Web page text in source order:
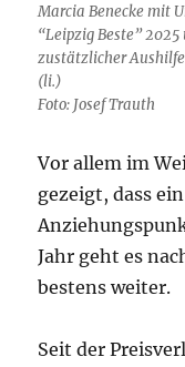
Marcia Benecke mit
“Leipzig Beste” 2025
zustätzlicher
(li.)
Foto: Josef Trauth
Vor allem im
gezeigt, dass
Jahr geht es
bestens weiter.
Seit der